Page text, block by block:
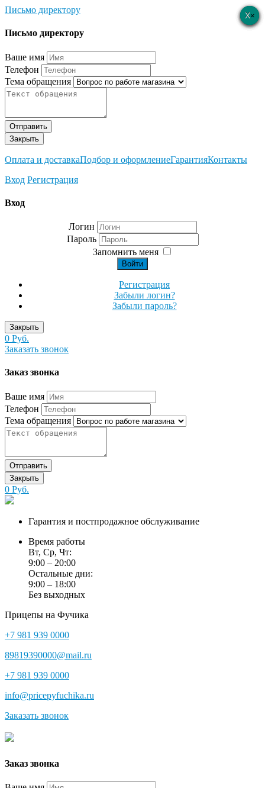
Письмо директору
×
Письмо директору
Ваше имя
Телефон
Тема обращения
Отправить
Закрыть
Оплата и доставкаПодбор и оформлениеГарантияКонтакты
Вход Регистрация
×
Вход
Логин
Пароль
Запомнить меня
Войти
Регистрация
Забыли логин?
Забыли пароль?
Закрыть
0 Руб.
Заказать звонок
×
Заказ звонка
Ваше имя
Телефон
Тема обращения
Отправить
Закрыть
0 Руб.
Гарантия и постпродажное обслуживание
Время работы
Вт, Ср, Чт:
9:00 – 20:00
Остальные дни:
9:00 – 18:00
Без выходных
Прицепы на Фучика
+7 981 939 0000
89819390000@mail.ru
+7 981 939 0000
info@pricepyfuchika.ru
Заказать звонок
×
Заказ звонка
×